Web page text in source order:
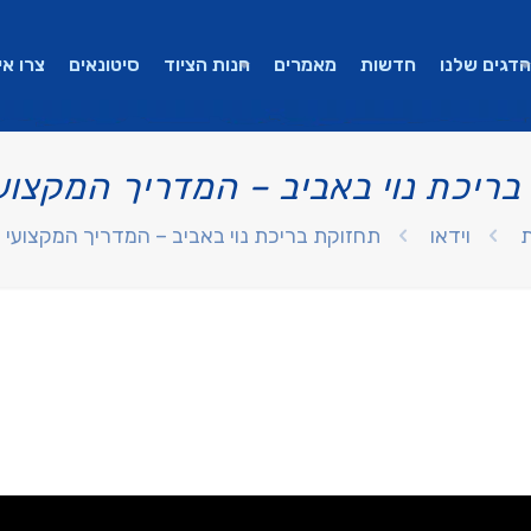
הדגים שלנו חדשות מאמרים חנות הציוד סיטונאים צרו
נוי באביב – המדריך
וידאו תחזוקת בריכת נוי באביב – המדריך